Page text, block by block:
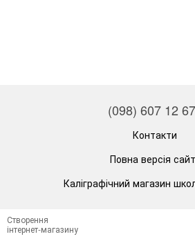
(098) 607 12 67
Контакти
Повна версія
Каліграфічний магазин
Створення
інтернет-магазину